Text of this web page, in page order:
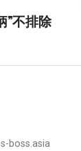
”不排除
boss.asia